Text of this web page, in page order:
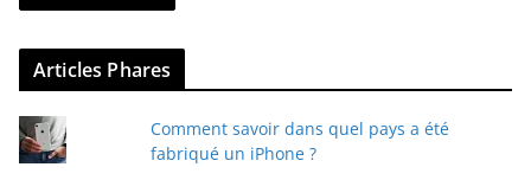
z
v
r
e
Articles Phares
Comment savoir dans quel pays a été
fabriqué un iPhone ?